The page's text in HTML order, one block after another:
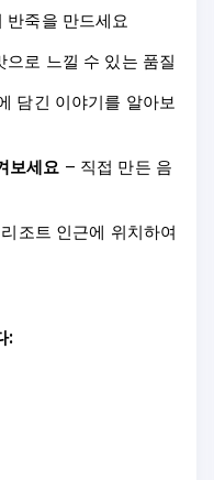
반죽을 만드세요
으로 느낄 수 있는 품질
담긴 이야기를 알아보
보세요 – 직접 만든 음
조트 인근에 위치하여
: